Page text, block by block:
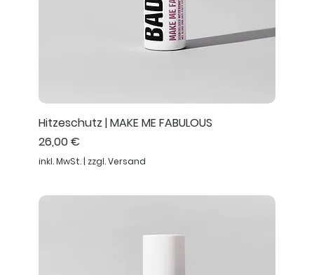
Hitzeschutz | MAKE ME FABULOUS
Preis
26,00 €
inkl. MwSt. | zzgl. Versand